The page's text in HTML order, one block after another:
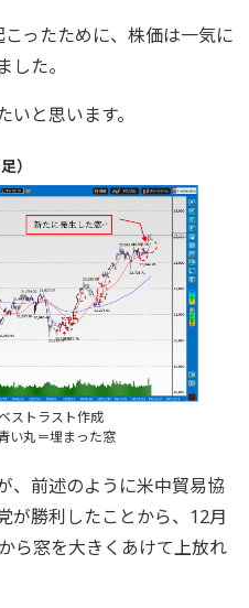
ったために、株価は一気に
た。
と思います。
）
ストラスト作成
い丸＝埋まった窓
、前述のように米中貿易協
が勝利したことから、12月
ら窓を大きくあけて上放れ